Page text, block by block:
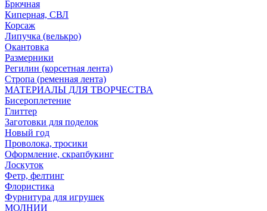
Брючная
Киперная, СВЛ
Корсаж
Липучка (велькро)
Окантовка
Размерники
Регилин (корсетная лента)
Стропа (ременная лента)
МАТЕРИАЛЫ ДЛЯ ТВОРЧЕСТВА
Бисероплетение
Глиттер
Заготовки для поделок
Новый год
Проволока, тросики
Оформление, скрапбукинг
Лоскуток
Фетр, фелтинг
Флористика
Фурнитура для игрушек
МОЛНИИ